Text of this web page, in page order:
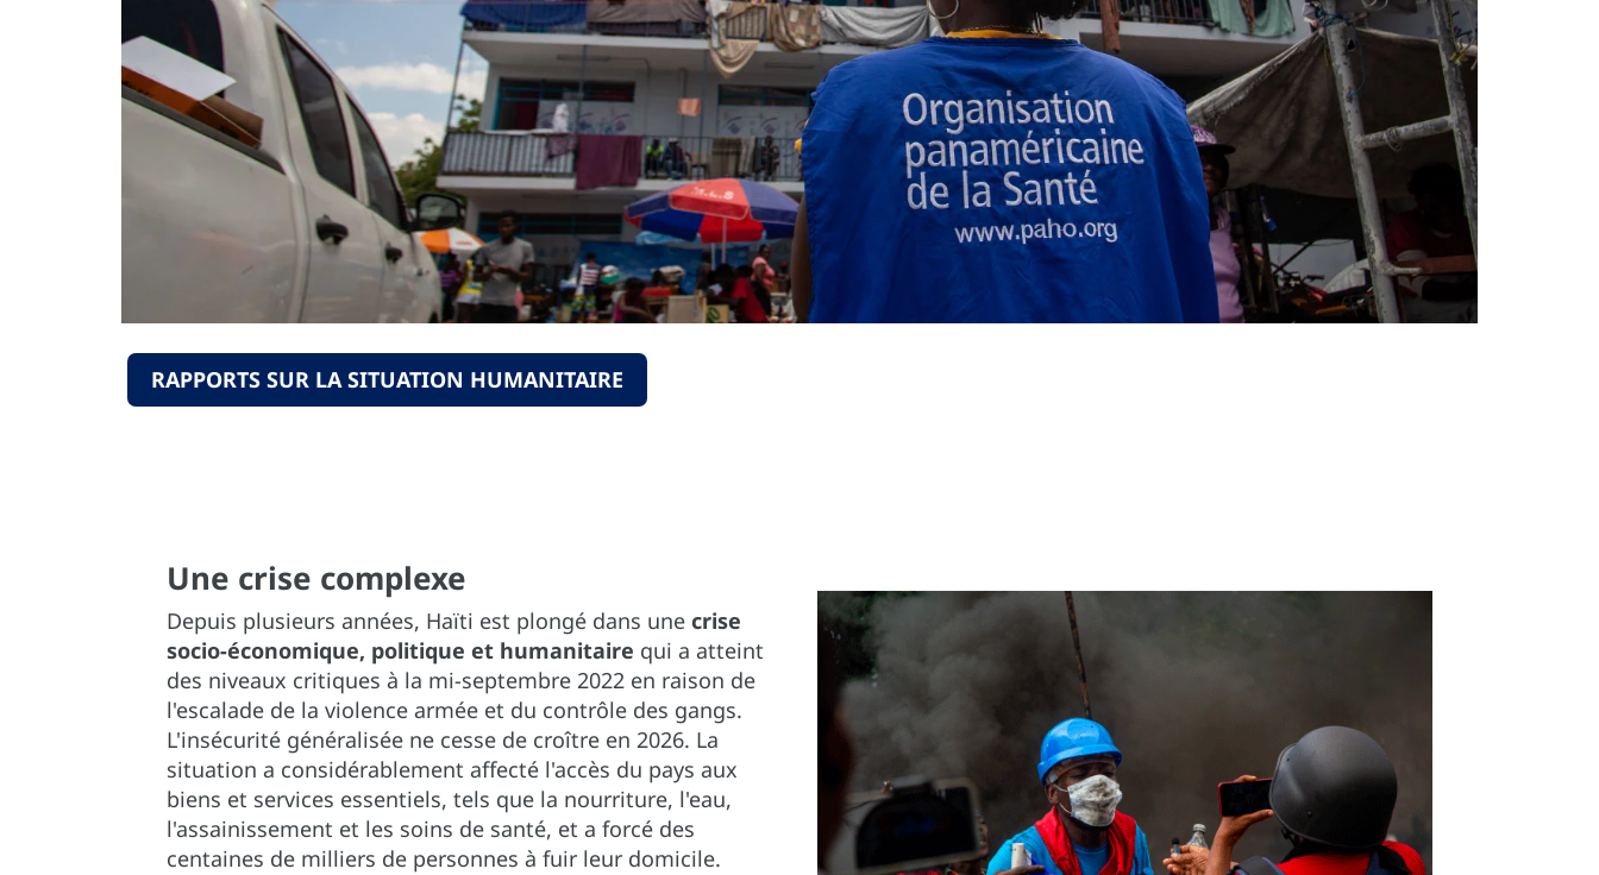
RAPPORTS SUR LA SITUATION HUMANITAIRE
Une crise complexe
Depuis plusieurs années, Haïti est plongé dans une crise
socio-économique, politique et humanitaire qui a atteint
des niveaux critiques à la mi-septembre 2022 en raison de
l'escalade de la violence armée et du contrôle des gangs.
L'insécurité généralisée ne cesse de croître en 2026. La
situation a considérablement affecté l'accès du pays aux
biens et services essentiels, tels que la nourriture, l'eau,
l'assainissement et les soins de santé, et a forcé des
centaines de milliers de personnes à fuir leur domicile.